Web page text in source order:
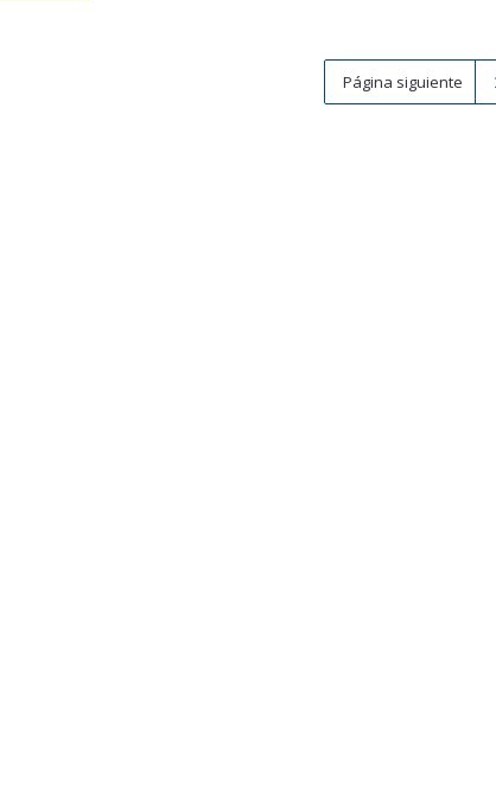
Página siguiente